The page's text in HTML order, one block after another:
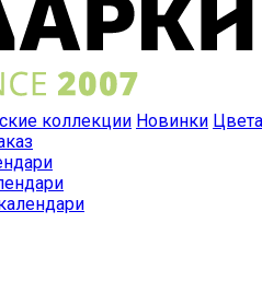
коллекции Новинки Цвета